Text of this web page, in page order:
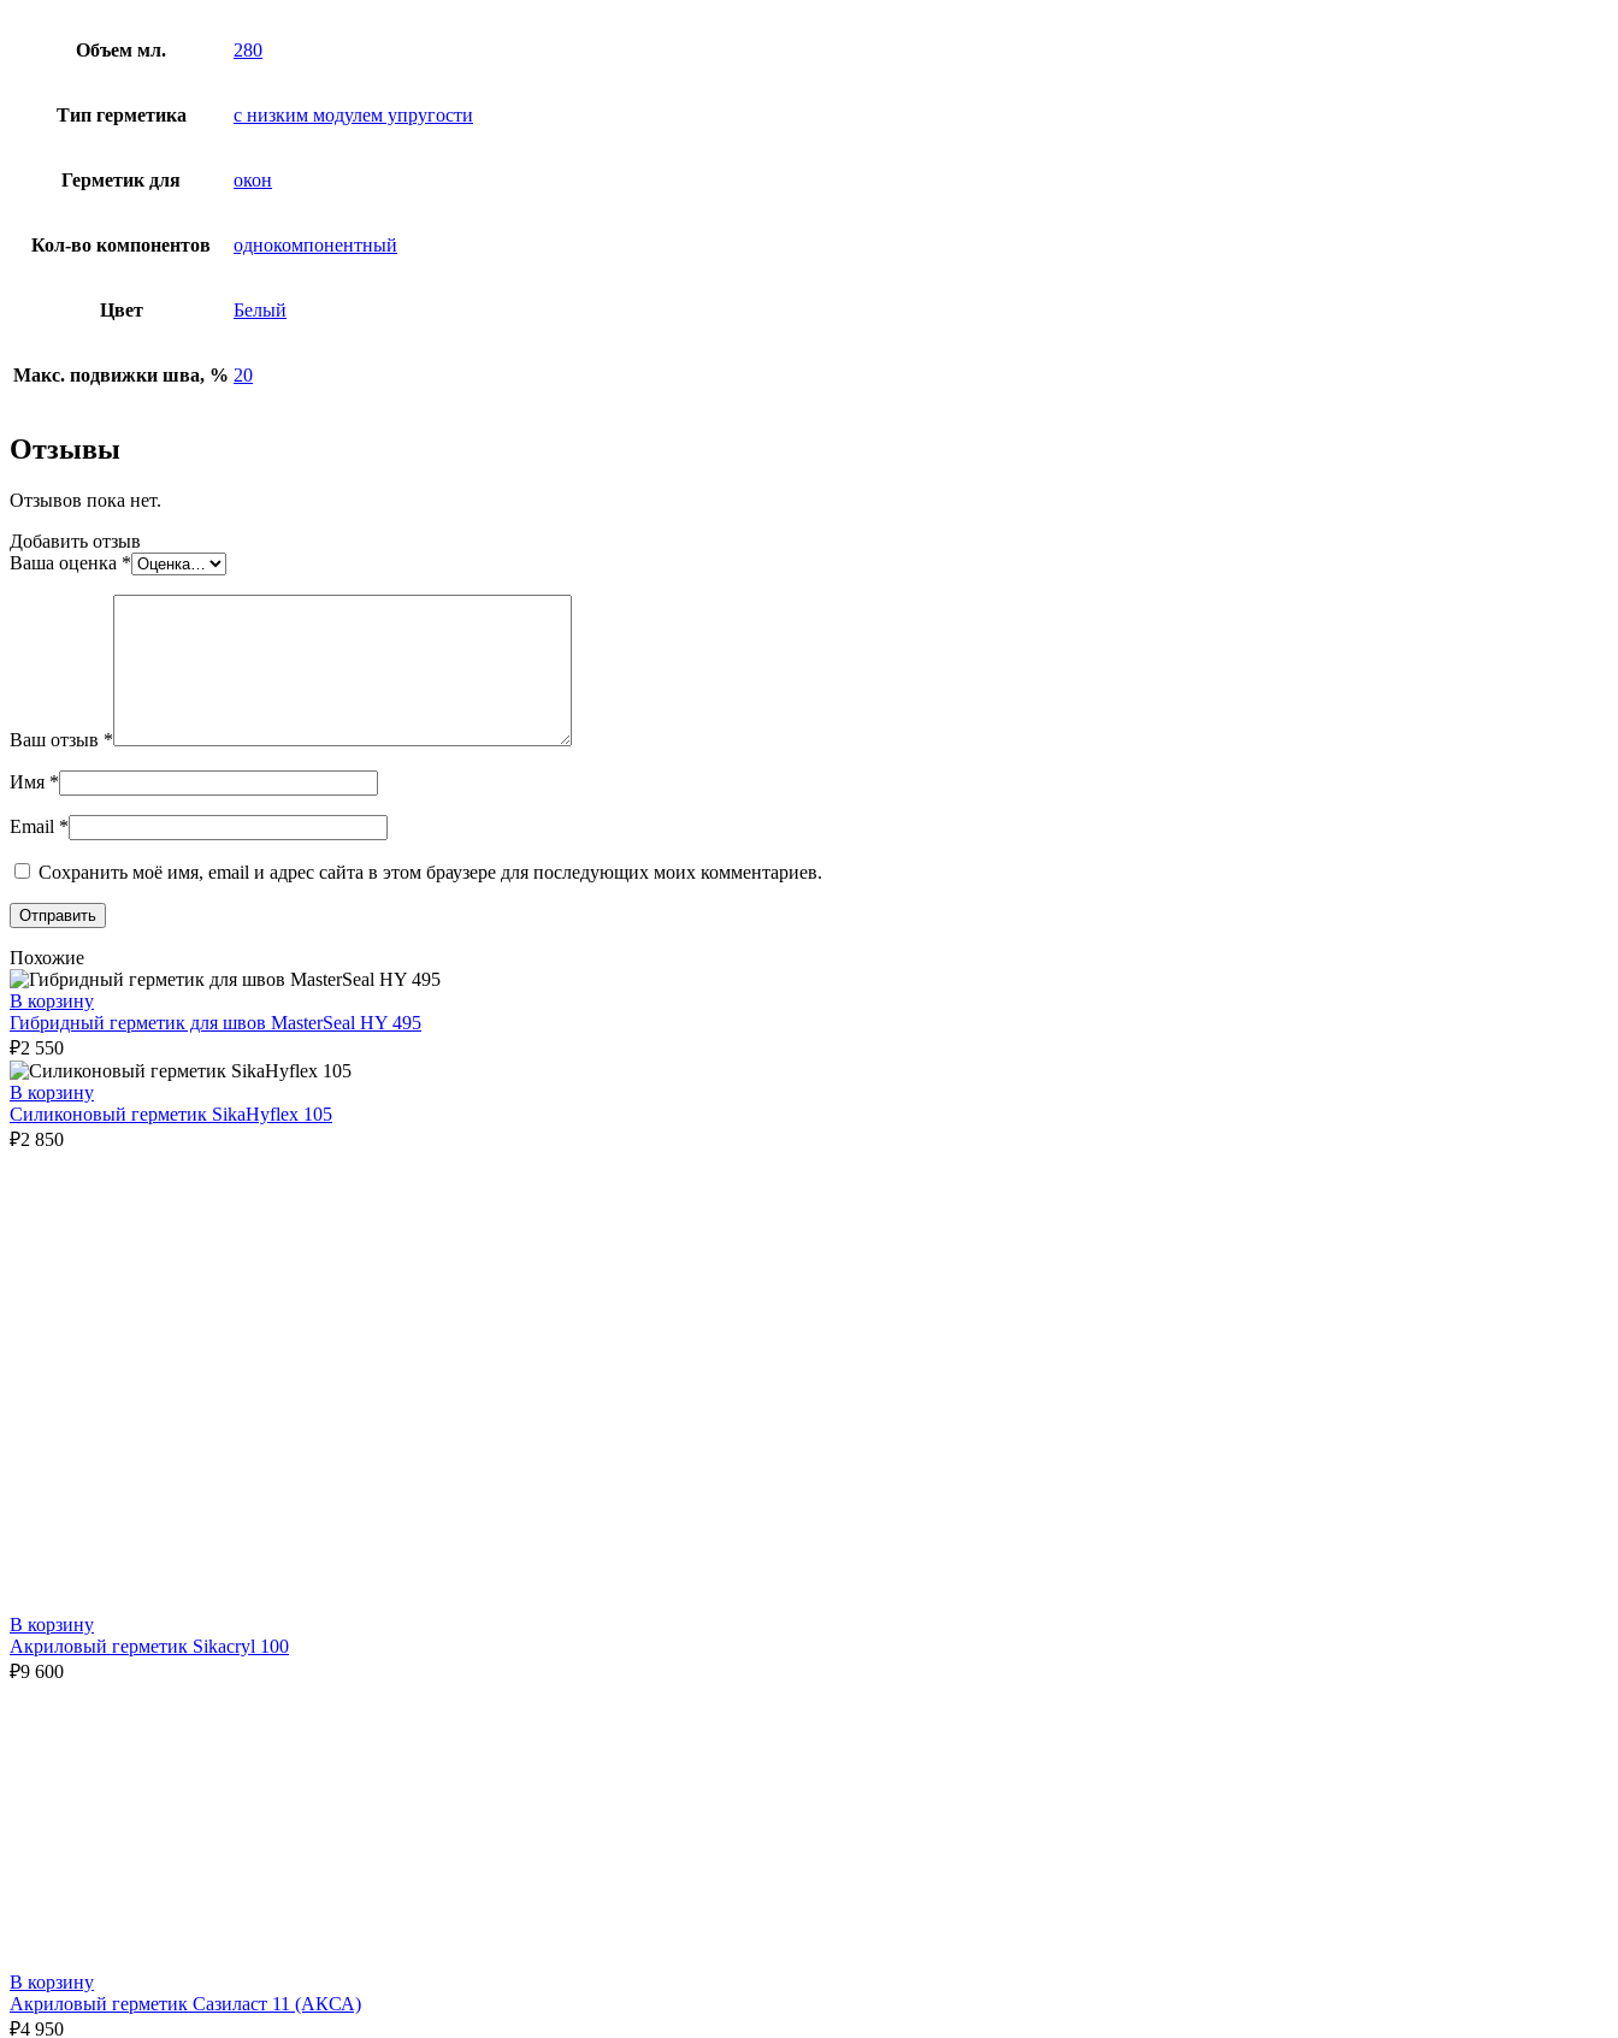
Объем мл. 280
Тип герметика с низким модулем упругости
Герметик для окон
Кол-во компонентов однокомпонентный
Цвет Белый
Макс. подвижки шва, % 20
Отзывы
Отзывов пока нет.
Добавить отзыв
Ваша оценка *
Ваш отзыв *
Имя *
Email *
Сохранить моё имя, email и адрес сайта в этом браузере для последующих моих комментариев.
Похожие
В корзину
Гибридный герметик для швов MasterSeal HY 495
₽2 550
В корзину
Силиконовый герметик SikaHyflex 105
₽2 850
В корзину
Акриловый герметик Sikacryl 100
₽9 600
В корзину
Акриловый герметик Сазиласт 11 (АКСА)
₽4 950